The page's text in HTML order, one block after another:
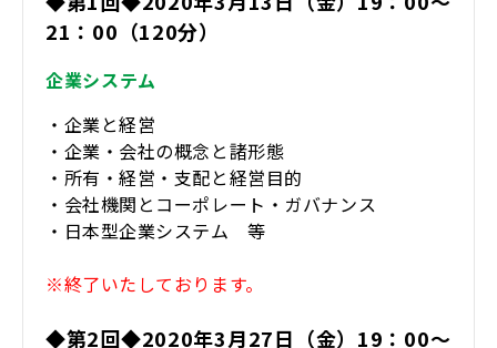
21：00（120分）
企業システム
・企業と経営
・企業・会社の概念と諸形態
・所有・経営・支配と経営目的
・会社機関とコーポレート・ガバナンス
・日本型企業システム 等
※終了いたしております。
◆第2回◆2020年3月27日（金）19：00～